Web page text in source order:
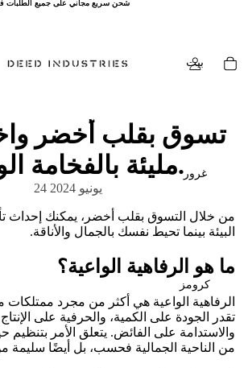
شحن سريع مجاني على جميع الطلبات
شحن سريع مجاني على جميع الطلبات
بيت
غرور
كرومز
تسوق بقلب أخضر
مليئة بالفخامة الواعية.
24 يونيو 2024
من خلال التسوق بقلب أخضر، يمكنك إحداث
البيئة بينما تحيط نفسك بالجمال والأناقة.
ما هو الرفاهية الواعية؟
الرفاهية الواعية هي أكثر من مجرد ممتلكات
تقدر الجودة على الكمية، والحرفية على
والاستدامة على الفائض. يتعلق الأمر بتنظيم
من الناحية الجمالية فحسب، بل أيضًا سليمة من